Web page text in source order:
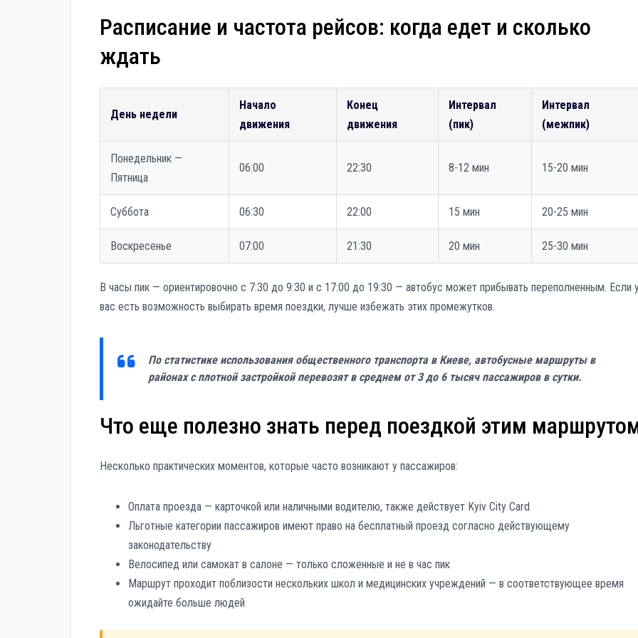
Расписание и частота рейсов: когда едет и сколько
ждать
День недели
Начало
движения
Конец
движения
Интервал
(пик)
Интервал
(межпик)
Понедельник —
Пятница
06:00 22:30 8-12 мин 15-20 мин
Суббота 06:30 22:00 15 мин 20-25 мин
Воскресенье 07:00 21:30 20 мин 25-30 мин
В часы пик — ориентировочно с 7:30 до 9:30 и с 17:00 до 19:30 — автобус может прибывать переполненным. Если
вас есть возможность выбирать время поездки, лучше избежать этих промежутков.
По статистике использования общественного транспорта в Киеве, автобусные маршруты в
районах с плотной застройкой перевозят в среднем от 3 до 6 тысяч пассажиров в сутки.
Что еще полезно знать перед поездкой этим
Несколько практических моментов, которые часто возникают у пассажиров:
Оплата проезда — карточкой или наличными водителю, также действует Kyiv City Card
Льготные категории пассажиров имеют право на бесплатный проезд согласно действующему
законодательству
Велосипед или самокат в салоне — только сложенные и не в час пик
Маршрут проходит поблизости нескольких школ и медицинских учреждений — в соответствующее время
ожидайте больше людей